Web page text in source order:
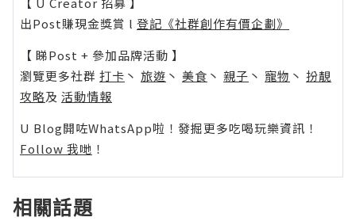
出Post賺現金獎賞 l 登記《社群創作有價企劃》
【 睇Post + 參加品牌活動 】
瀏覽更多社群 打卡 丶 旅遊 丶 美食 丶 親子 丶 寵物 丶 扮靚
攻略及 活動情報
U Blog開咗WhatsApp啦！發掘更多吃喝玩樂資訊！
Follow 我哋 ！
相關話題